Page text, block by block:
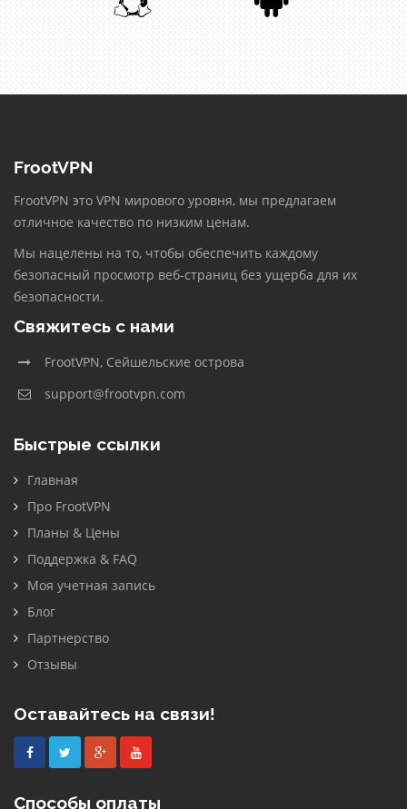
FrootVPN
FrootVPN это VPN мирового уровня, мы предлагаем
отличное качество по низким ценам.
Мы нацелены на то, чтобы обеспечить каждому
безопасный просмотр веб-страниц без ущерба для их
безопасности.
Свяжитесь с нами
FrootVPN, Сейшельские острова
support@frootvpn.com
Быстрые ссылки
Главная
Про FrootVPN
Планы & Цены
Поддержка & FAQ
Моя учетная запись
Блог
Партнерство
Отзывы
Оставайтесь на связи!
FacebookTwitterGoogle Youtube
Способы оплаты